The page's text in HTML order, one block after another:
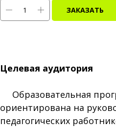
ЗАКАЗАТЬ
Целевая аудитория
Образовательная
ориентирована на
педагогических